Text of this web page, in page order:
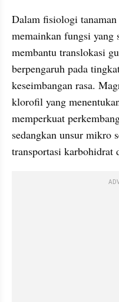
Dalam fisiologi
memainkan fungsi
membantu translokasi
berpengaruh pada
keseimbangan rasa.
klorofil yang
memperkuat
sedangkan unsur mikro
transportasi karbohidrat